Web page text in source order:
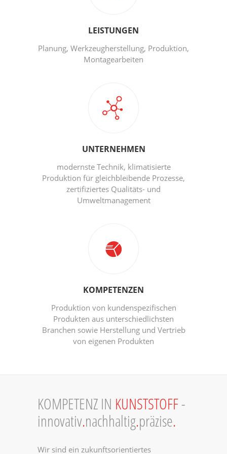
LEISTUNGEN
Planung, Werkzeugherstellung, Produktion,
Montagearbeiten
UNTERNEHMEN
modernste Technik, klimatisierte
Produktion für gleichbleibende Prozesse,
zertifiziertes Qualitäts- und
Umweltmanagement
KOMPETENZEN
Produktion von kundenspezifischen
Produkten aus unterschiedlichsten
Branchen sowie Herstellung und Vertrieb
von eigenen Produkten
KOMPETENZ IN KUNSTSTOFF-
innovativ.nachhaltig.präzise.
Wir sind ein zukunftsorientiertes